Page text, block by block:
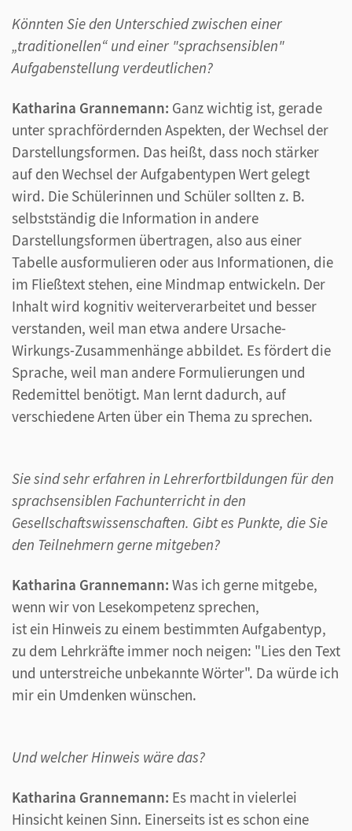
Könnten Sie den Unterschied zwischen einer
„traditionellen“ und einer "sprachsensiblen"
Aufgabenstellung verdeutlichen?
Katharina Grannemann: Ganz wichtig ist, gerade
unter sprachfördernden Aspekten, der Wechsel der
Darstellungsformen. Das heißt, dass noch stärker
auf den Wechsel der Aufgabentypen Wert gelegt
wird. Die Schülerinnen und Schüler sollten z. B.
selbstständig die Information in andere
Darstellungsformen übertragen, also aus einer
Tabelle ausformulieren oder aus Informationen, die
im Fließtext stehen, eine Mindmap entwickeln. Der
Inhalt wird kognitiv weiterverarbeitet und besser
verstanden, weil man etwa andere Ursache-
Wirkungs-Zusammenhänge abbildet. Es fördert die
Sprache, weil man andere Formulierungen und
Redemittel benötigt. Man lernt dadurch, auf
verschiedene Arten über ein Thema zu sprechen.
Sie sind sehr erfahren in Lehrerfortbildungen für den
sprachsensiblen Fachunterricht in den
Gesellschaftswissenschaften. Gibt es Punkte, die Sie
den Teilnehmern gerne mitgeben?
Katharina Grannemann: Was ich gerne mitgebe,
wenn wir von Lesekompetenz sprechen,
ist ein Hinweis zu einem bestimmten Aufgabentyp,
zu dem Lehrkräfte immer noch neigen: "Lies den Text
und unterstreiche unbekannte Wörter". Da würde ich
mir ein Umdenken wünschen.
Und welcher Hinweis wäre das?
Katharina Grannemann: Es macht in vielerlei
Hinsicht keinen Sinn. Einerseits ist es schon eine